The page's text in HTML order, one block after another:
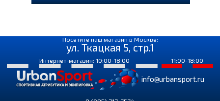
Посетите наш магазин в Москве:
ул. Ткацкая 5, стр.1
Интернет-магазин: 10:00-18:00 11:00-18:00
info@urbansport.ru